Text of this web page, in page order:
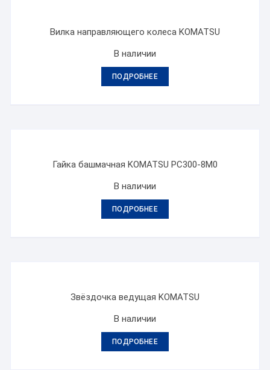
Вилка направляющего колеса KOMATSU
В наличии
ПОДРОБНЕЕ
Гайка башмачная KOMATSU PC300-8M0
В наличии
ПОДРОБНЕЕ
Звёздочка ведущая KOMATSU
В наличии
ПОДРОБНЕЕ